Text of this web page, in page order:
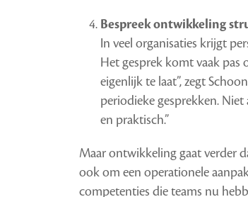
Bespreek ontwikkeling
In veel organisaties krijgt
Het gesprek komt vaak pas
eigenlijk te laat”, zegt
periodieke gesprekken.
en praktisch.”
Maar ontwikkeling gaat verder
ook om een operationele
competenties die teams nu